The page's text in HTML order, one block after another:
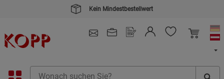
Kein Mindestbestellwert